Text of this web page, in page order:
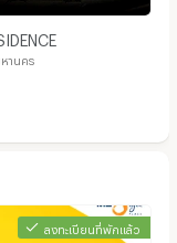
านคร
ลงทะเบียนที่พักแล้ว